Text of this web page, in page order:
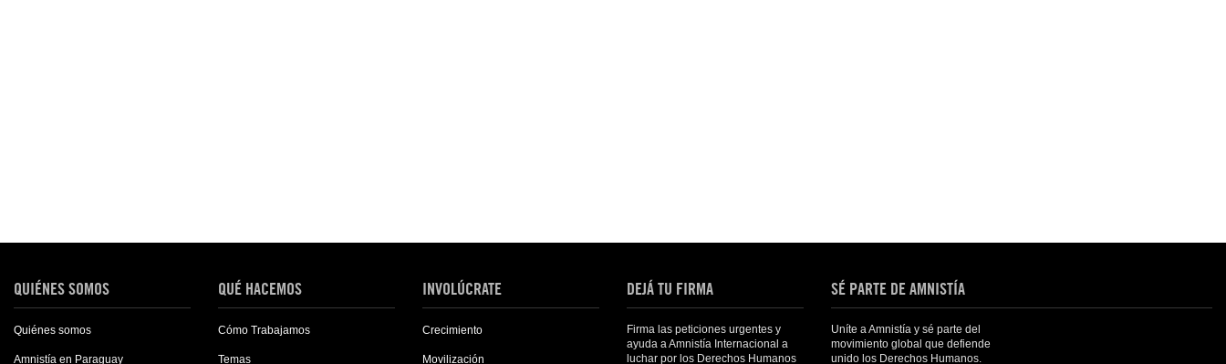
QUIÉNES SOMOS
Quiénes somos
Amnistía en Paraguay
QUÉ HACEMOS
Cómo Trabajamos
Temas
INVOLÚCRATE
Crecimiento
Movilización
DEJÁ TU FIRMA
Firma las peticiones urgentes y
ayuda a Amnistía Internacional a
luchar por los Derechos Humanos
SÉ PARTE DE AMNISTÍA
Uníte a Amnistía y sé parte del
movimiento global que defiende
unido los Derechos Humanos.